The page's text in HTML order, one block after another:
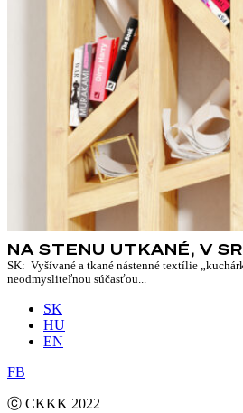
NA STENU UTKANÉ, V
SK: Vyšívané a tkané nástenné textílie
neodmysliteľnou súčasťou...
SK
HU
EN
FB
ⓒ CKKK 2022